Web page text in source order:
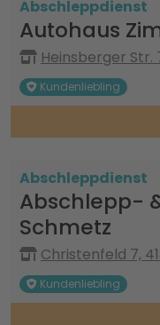
Abschleppdienst
Autohaus
Heinsberger Str.
Kundenliebling
Abschleppdienst
Abschlepp-
Schmetz
Christenfeld 7,
Kundenliebling